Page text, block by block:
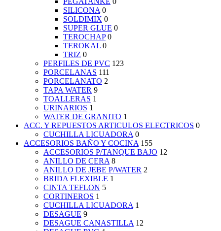
SILICONA 0
SOLDIMIX 0
SUPER GLUE 0
TEROCHAP 0
TEROKAL 0
TRIZ 0
PERFILES DE PVC 123
PORCELANAS 111
PORCELANATO 2
TAPA WATER 9
TOALLERAS 1
URINARIOS 1
WATER DE GRANITO 1
ACC. Y REPUESTOS ARTICULOS ELECTRICOS 0
CUCHILLA LICUADORA 0
ACCESORIOS BAÑO Y COCINA 155
ACCESORIOS P/TANQUE BAJO 12
ANILLO DE CERA 8
ANILLO DE JEBE P/WATER 2
BRIDA FLEXIBLE 1
CINTA TEFLON 5
CORTINEROS 1
CUCHILLA LICUADORA 1
DESAGUE 9
DESAGUE CANASTILLA 12